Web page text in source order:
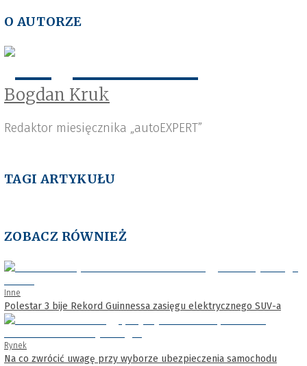
O AUTORZE
Bogdan Kruk
Redaktor miesięcznika „autoEXPERT”
TAGI ARTYKUŁU
ZOBACZ RÓWNIEŻ
Inne
Polestar 3 bije Rekord Guinnessa zasięgu elektrycznego SUV-a
Rynek
Na co zwrócić uwagę przy wyborze ubezpieczenia samochodu